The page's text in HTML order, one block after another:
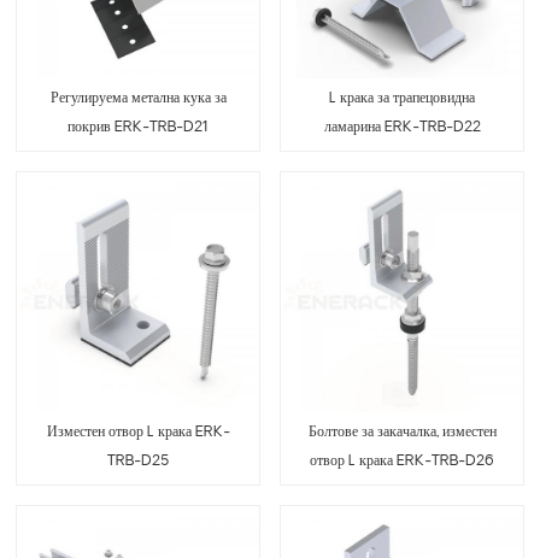
Регулируема метална кука за
покрив ERK-TRB-D21
L крака за трапецовидна
ламарина ERK-TRB-D22
Изместен отвор L крака ERK-
TRB-D25
Болтове за закачалка, изместен
отвор L крака ERK-TRB-D26